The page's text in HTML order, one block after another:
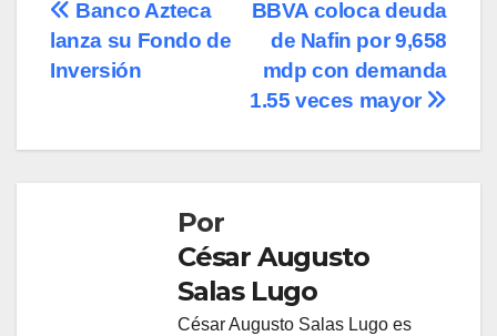
Navegación
de
BBVA coloca deuda
de Nafin por 9,658
mdp con demanda
1.55 veces mayor
Banco Azteca
lanza su Fondo de
Inversión
Por
César Augusto
Salas Lugo
César Augusto Salas Lugo es